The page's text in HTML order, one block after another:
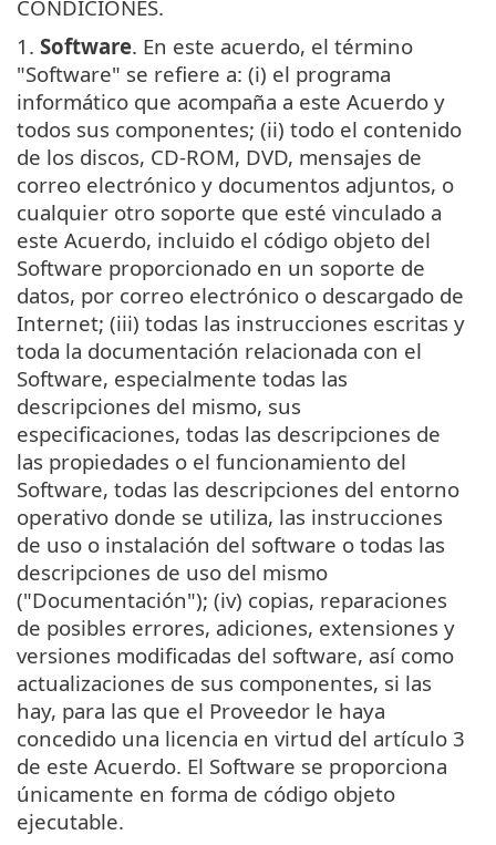
CONDICIONES.
1. Software. En este acuerdo, el término
"Software" se refiere a: (i) el programa
informático que acompaña a este Acuerdo y
todos sus componentes; (ii) todo el contenido
de los discos, CD-ROM, DVD, mensajes de
correo electrónico y documentos adjuntos, o
cualquier otro soporte que esté vinculado a
este Acuerdo, incluido el código objeto del
Software proporcionado en un soporte de
datos, por correo electrónico o descargado de
Internet; (iii) todas las instrucciones escritas y
toda la documentación relacionada con el
Software, especialmente todas las
descripciones del mismo, sus
especificaciones, todas las descripciones de
las propiedades o el funcionamiento del
Software, todas las descripciones del entorno
operativo donde se utiliza, las instrucciones
de uso o instalación del software o todas las
descripciones de uso del mismo
("Documentación"); (iv) copias, reparaciones
de posibles errores, adiciones, extensiones y
versiones modificadas del software, así como
actualizaciones de sus componentes, si las
hay, para las que el Proveedor le haya
concedido una licencia en virtud del artículo 3
de este Acuerdo. El Software se proporciona
únicamente en forma de código objeto
ejecutable.